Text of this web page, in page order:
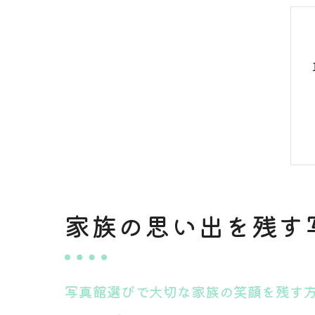
家族の思い出を残
写真館選びで大切な家族の笑顔を残す